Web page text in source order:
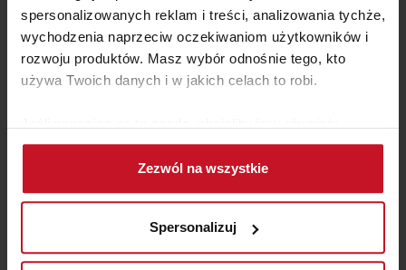
spersonalizowanych reklam i treści, analizowania tychże,
wychodzenia naprzeciw oczekiwaniom użytkowników i
rozwoju produktów. Masz wybór odnośnie tego, kto
używa Twoich danych i w jakich celach to robi.
Gromadzić dane dotyczące Twojej lokalizacji
geograficznej z dokładnością nawet do kilku metrów
Identyfikować Twoje urządzenie, aktywnie
(fingerprinting, czyli wirtualny odcisk palca)
Dowiedz się więcej odnośnie tego, jak Twoje osobiste
Zezwól na wszystkie
Spersonalizuj
592,55 ZŁ/M²